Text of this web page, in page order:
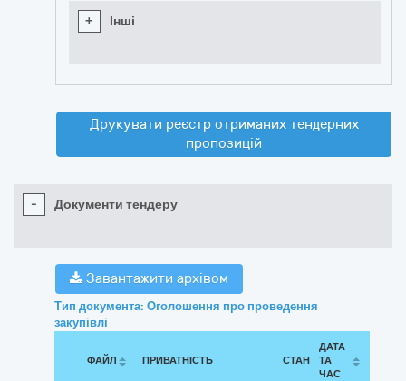
+ Інші
Друкувати реєстр отриманих тендерних
пропозицій
- Документи тендеру
Завантажити архівом
Тип документа: Оголошення про проведення
закупівлі
ФАЙЛ ПРИВАТНІСТЬ СТАН
ДАТА
ТА
ЧАС